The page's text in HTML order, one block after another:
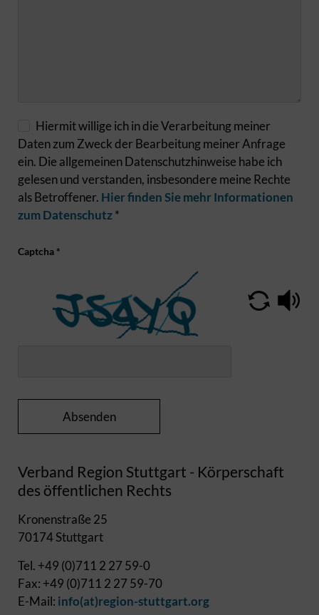
Hiermit willige ich in die Verarbeitung meiner
Daten zum Zweck der Bearbeitung meiner Anfrage
ein. Die allgemeinen Datenschutzhinweise habe ich
gelesen und verstanden, insbesondere meine Rechte
als Betroffener. Hier finden Sie mehr Informationen
zum Datenschutz*
Captcha *
Absenden
Verband Region Stuttgart - Körperschaft
des öffentlichen Rechts
Kronenstraße 25
70174 Stuttgart
Tel. +49 (0)711 2 27 59-0
Fax: +49 (0)711 2 27 59-70
E-Mail: info(at)region-stuttgart.org